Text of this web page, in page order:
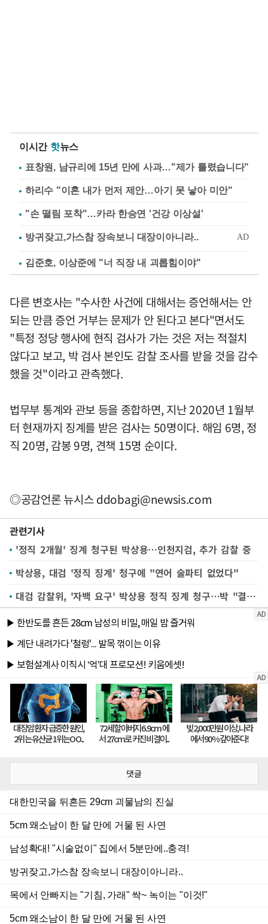
이시간 핫뉴스
표창원, 남규리에 15년 만에 사과…"제가 틀렸습니다"
하리수 "이혼 내가 먼저 제안…아기 못 낳아 미안"
"손 떨림 포착"…카라 한승연 '건강 이상설'
김준호, 이상준에 "너 직장 내 괴롭힘이야"
다른 변호사는 "수사한 사건에 대해서는 증언해서는 안
되는 만큼 증언 거부는 문제가 안 된다고 본다"면서도
"특정 정당 행사에 현직 검사가 가는 것은 저는 적절치
않다고 보고, 박 검사 본인도 감찰 조사를 받을 것을 감수
했을 것"이라고 관측했다.
법무부 통계와 관보 등을 종합하면, 지난 2020년 1월부
터 현재까지 징계를 받은 검사는 50명이다. 해임 6명, 정
직 20명, 감봉 9명, 견책 15명 순이다.
◎공감언론 뉴시스ddobagi@newsis.com
관련기사
'정직 2개월' 징계 청구된 박상용…인천지검, 추가 감찰 중
박상용, 대검 '정직 징계' 청구에 "연어 술파티 없었다"
대검 감찰위, '자백 요구' 박상용 정직 징계 청구…박 "결론 정해놓은 것"(종합2보)
댓글